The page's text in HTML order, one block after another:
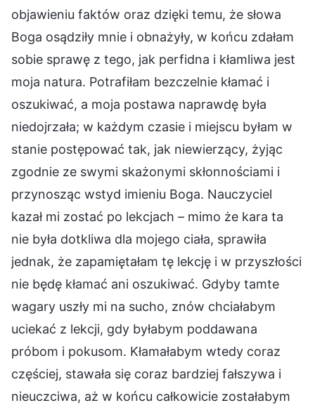
objawieniu faktów oraz dzięki temu, że słowa
Boga osądziły mnie i obnażyły, w końcu zdałam
sobie sprawę z tego, jak perfidna i kłamliwa jest
moja natura. Potrafiłam bezczelnie kłamać i
oszukiwać, a moja postawa naprawdę była
niedojrzała; w każdym czasie i miejscu byłam w
stanie postępować tak, jak niewierzący, żyjąc
zgodnie ze swymi skażonymi skłonnościami i
przynosząc wstyd imieniu Boga. Nauczyciel
kazał mi zostać po lekcjach – mimo że kara ta
nie była dotkliwa dla mojego ciała, sprawiła
jednak, że zapamiętałam tę lekcję i w przyszłości
nie będę kłamać ani oszukiwać. Gdyby tamte
wagary uszły mi na sucho, znów chciałabym
uciekać z lekcji, gdy byłabym poddawana
próbom i pokusom. Kłamałabym wtedy coraz
częściej, stawała się coraz bardziej fałszywa i
nieuczciwa, aż w końcu całkowicie zostałabym